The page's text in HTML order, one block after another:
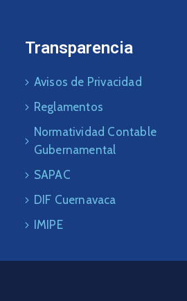
Transparencia
Avisos de Privacidad
Reglamentos
Normatividad Contable
Gubernamental
SAPAC
DIF Cuernavaca
IMIPE